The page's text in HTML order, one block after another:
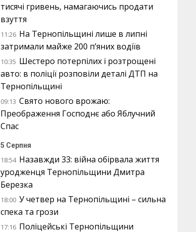
тисячі гривень, намагаючись продати
взуття
11:26 На Тернопільщині лише в липні
затримали майже 200 п’яних водіїв
10:35 Шестеро потерпілих і розтрощені
авто: в поліції розповіли деталі ДТП на
Тернопільщині
09:13 Свято нового врожаю:
Преображення Господнє або Яблучний
Спас
5 Серпня
18:54 Назавжди 33: війна обірвала життя
уродженця Тернопільщини Дмитра
Березка
18:00 У четвер на Тернопільщині – сильна
спека та грози
17:16 Поліцейські Тернопільщини